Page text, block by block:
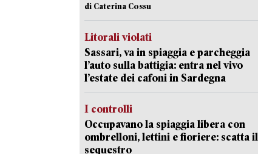
di Caterina Cossu
Litorali violati
Sassari, va in spiaggia e parcheggia
l’auto sulla battigia: entra nel vivo
l’estate dei cafoni in Sardegna
I controlli
Occupavano la spiaggia libera con
ombrelloni, lettini e fioriere: scatta il
sequestro